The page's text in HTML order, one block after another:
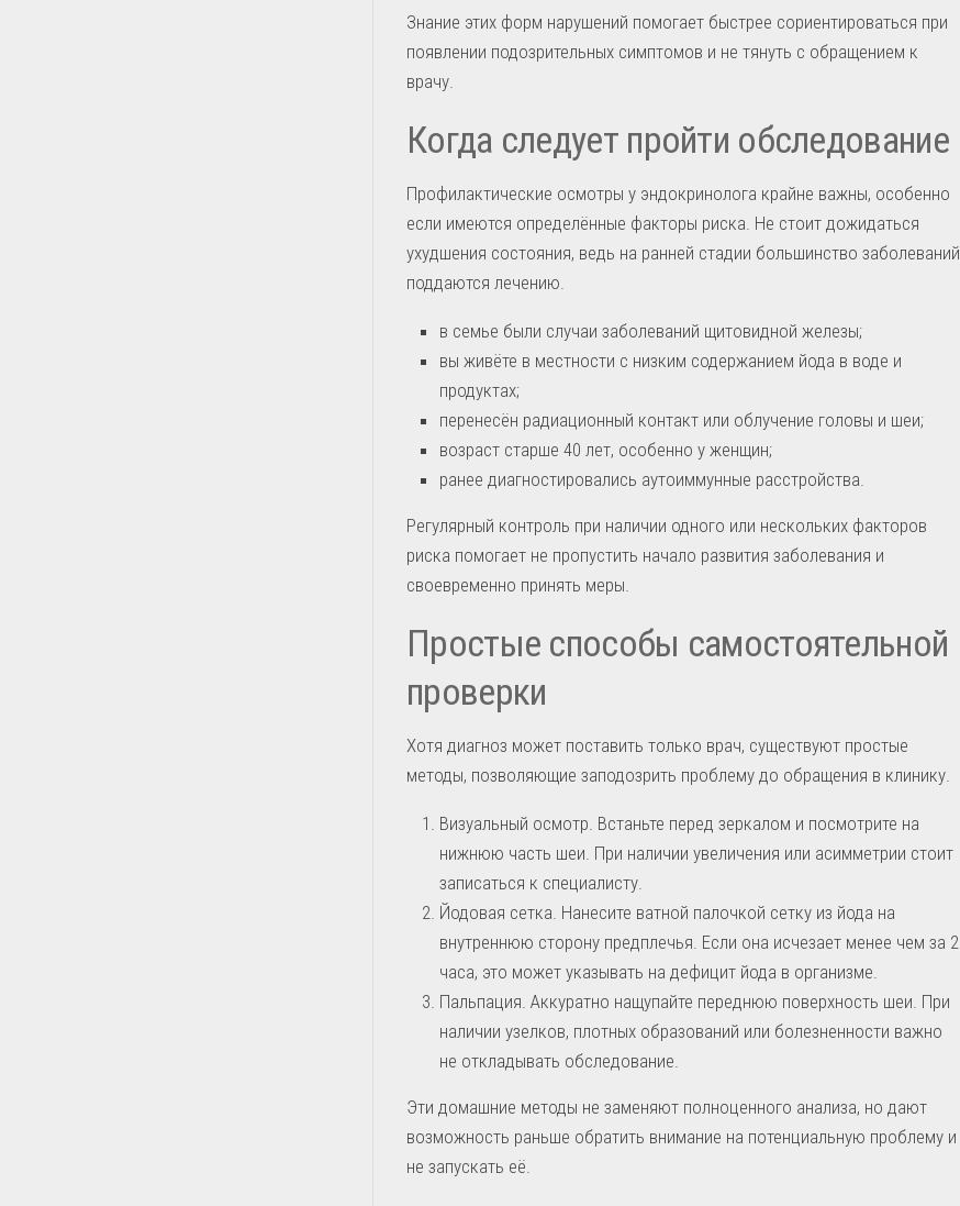
Знание этих форм нарушений помогает быстрее сориентироваться при
появлении подозрительных симптомов и не тянуть с обращением к
врачу.
Когда следует пройти обследование
Профилактические осмотры у эндокринолога крайне важны, особенно
если имеются определённые факторы риска. Не стоит дожидаться
ухудшения состояния, ведь на ранней стадии большинство заболеваний
поддаются лечению.
в семье были случаи заболеваний щитовидной железы;
вы живёте в местности с низким содержанием йода в воде и
продуктах;
перенесён радиационный контакт или облучение головы и шеи;
возраст старше 40 лет, особенно у женщин;
ранее диагностировались аутоиммунные расстройства.
Регулярный контроль при наличии одного или нескольких факторов
риска помогает не пропустить начало развития заболевания и
своевременно принять меры.
Простые способы самостоятельной
проверки
Хотя диагноз может поставить только врач, существуют простые
методы, позволяющие заподозрить проблему до обращения в клинику.
Визуальный осмотр. Встаньте перед зеркалом и посмотрите на
нижнюю часть шеи. При наличии увеличения или асимметрии стоит
записаться к специалисту.
Йодовая сетка. Нанесите ватной палочкой сетку из йода на
внутреннюю сторону предплечья. Если она исчезает менее чем за 2
часа, это может указывать на дефицит йода в организме.
Пальпация. Аккуратно нащупайте переднюю поверхность шеи. При
наличии узелков, плотных образований или болезненности важно
не откладывать обследование.
Эти домашние методы не заменяют полноценного анализа, но дают
возможность раньше обратить внимание на потенциальную проблему и
не запускать её.